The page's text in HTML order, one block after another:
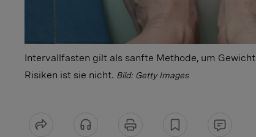
Intervallfasten gilt als sanfte Methode, um
Risiken ist sie nicht. Bild: Getty Images